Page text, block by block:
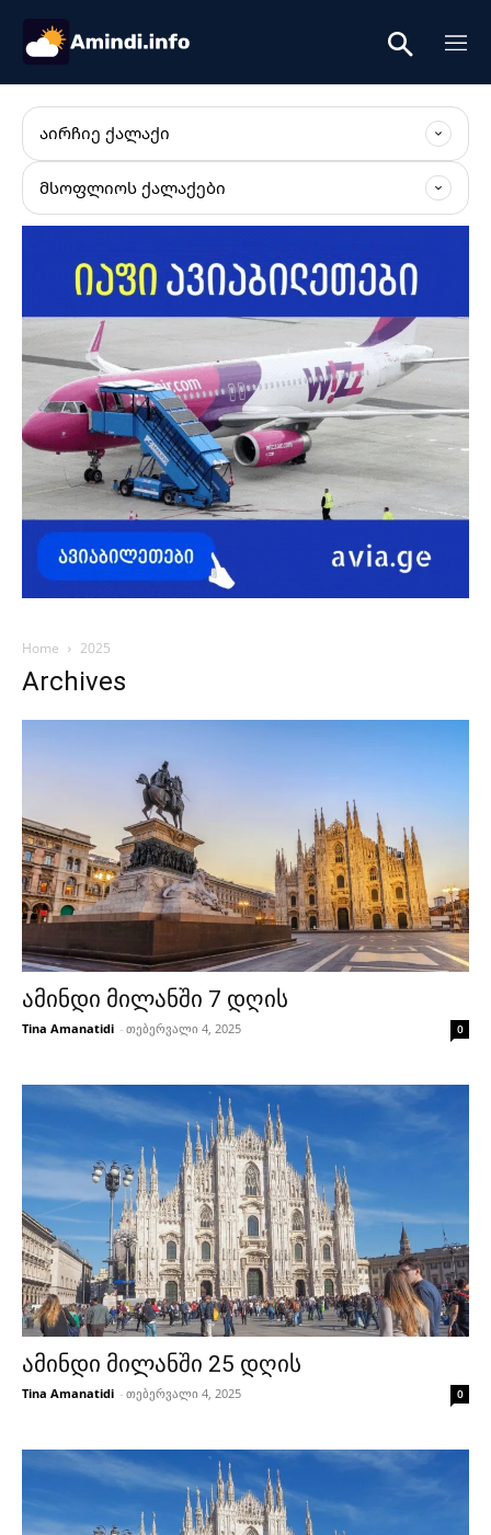
ᲐᲘᲠᲩᲘᲔ ᲥᲐᲚᲐᲥᲘ
ᲛᲡᲝᲤᲚᲘᲝᲡ ᲥᲐᲚᲐᲥᲔᲑᲘ
Home 2025
Archives
ამინდი მილანში 7 დღის
Tina Amanatidi - თებერვალი 4, 2025 0
ამინდი მილანში 25 დღის
Tina Amanatidi - თებერვალი 4, 2025 0